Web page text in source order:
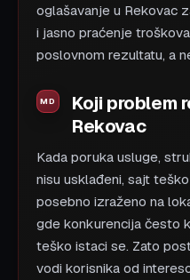
oglašavanje u Rekovac
i jasno praćenje
poslovnom rezultatu, a
Koji problem
Rekovac
Kada poruka usluge,
nisu usklađeni, sajt
posebno izraženo na
gde konkurencija često
teško istaci se. Zato
vodi korisnika od